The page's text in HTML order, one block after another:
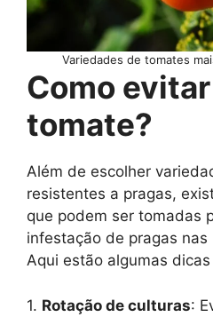
Variedades de tomates
Como
tomate?
Além de escolher
resistentes a pragas,
que podem ser tomadas
infestação de pragas
Aqui estão algumas
1. Rotação de culturas: